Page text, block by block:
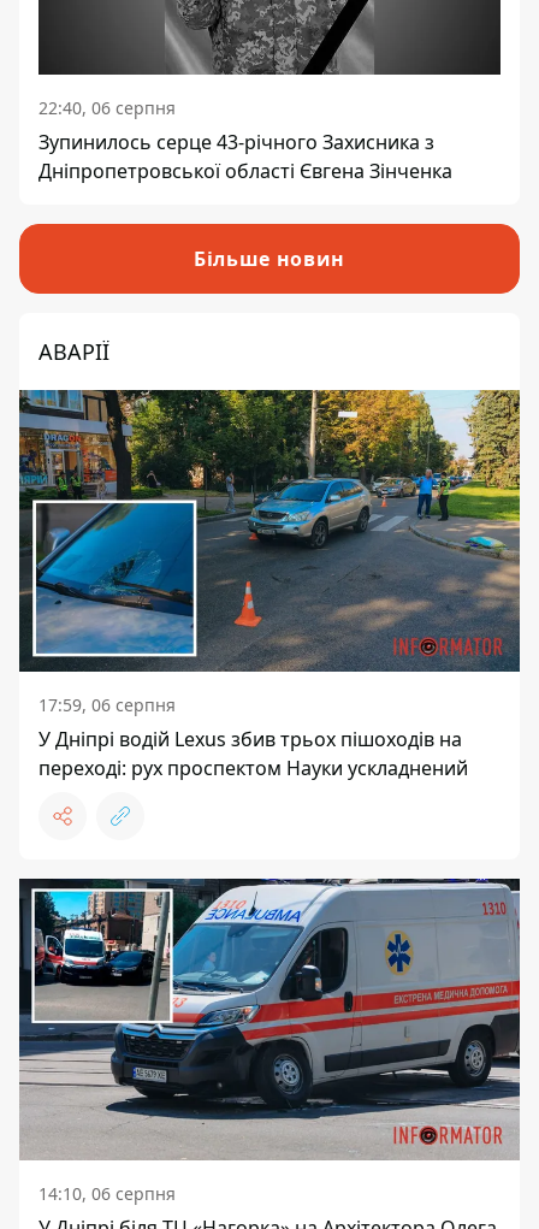
22:40, 06 серпня
Зупинилось серце 43-річного Захисника з
Дніпропетровської області Євгена Зінченка
Більше новин
АВАРІЇ
17:59, 06 серпня
У Дніпрі водій Lexus збив трьох пішоходів на
переході: рух проспектом Науки ускладнений
14:10, 06 серпня